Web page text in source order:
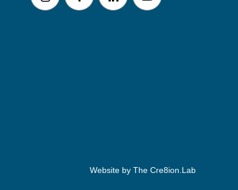
Website by The Cre8ion.Lab